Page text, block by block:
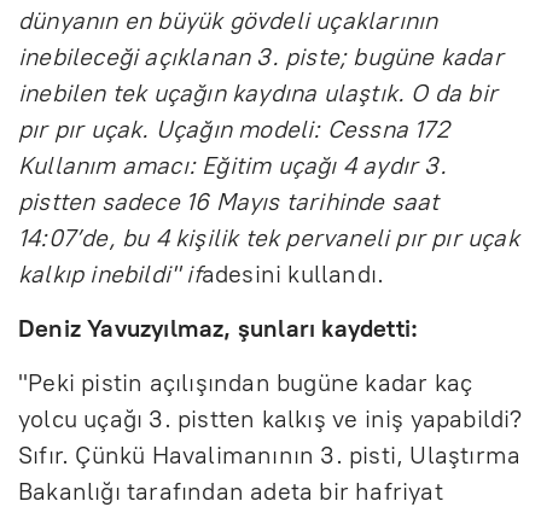
dünyanın en büyük gövdeli uçaklarının
inebileceği açıklanan 3. piste; bugüne kadar
inebilen tek uçağın kaydına ulaştık. O da bir
pır pır uçak. Uçağın modeli: Cessna 172
Kullanım amacı: Eğitim uçağı 4 aydır 3.
pistten sadece 16 Mayıs tarihinde saat
14:07’de, bu 4 kişilik tek pervaneli pır pır uçak
kalkıp inebildi" ifadesini kullandı.
Deniz Yavuzyılmaz, şunları kaydetti:
"Peki pistin açılışından bugüne kadar kaç
yolcu uçağı 3. pistten kalkış ve iniş yapabildi?
Sıfır. Çünkü Havalimanının 3. pisti, Ulaştırma
Bakanlığı tarafından adeta bir hafriyat